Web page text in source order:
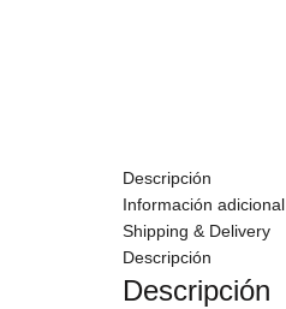
Descripción
Información adicional
Shipping & Delivery
Descripción
Descripción